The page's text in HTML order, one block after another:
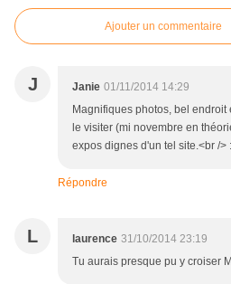
Ajouter un commentaire
J Janie 01/11/2014 14:29
Magnifiques photos, bel
le visiter (mi novembre en
expos dignes d'un tel site.<br />
Répondre
L laurence 31/10/2014 23:19
Tu aurais presque pu y croiser